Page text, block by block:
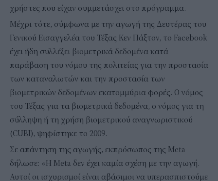
χρήστες που είχαν συμμετάσχει στο πρόγραμμα.
Μέχρι τότε, σύμφωνα με την αγωγή της Δευτέρας του
Γενικού Εισαγγελέα του Τέξας Κεν Πάξτον, το Facebook
έχει ήδη συλλέξει βιομετρικά δεδομένα κατά
παράβαση του νόμου της πολιτείας για την προστασία
των καταναλωτών και την προστασία των
βιομετρικών δεδομένων εκατομμύρια φορές. Ο νόμος
του Τέξας για τα βιομετρικά δεδομένα, ο νόμος για τη
σύλληψη ή τη χρήση βιομετρικού αναγνωριστικού
(CUBI), ψηφίστηκε το 2009.
Σε απάντηση της αγωγής, εκπρόσωπος της Meta
δήλωσε: «Η Meta δεν έχει καμία σχέση με την αγωγή.
Αυτοί οι ισχυρισμοί είναι αβάσιμοι να υπερασπιστούμε